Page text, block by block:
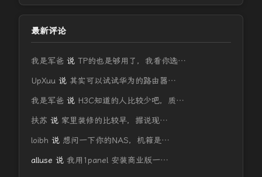
最新评论
我是军爸 说 TP的也是够用了，我看你选…
UpXuu 说 其实可以试试华为的路由器…
我是军爸 说 H3C知道的人比较少吧，质…
扶苏 说 家里装修的比较早，据说现…
loibh 说 想问一下你的NAS，机箱是…
alluse 说 我用1panel 安装商业版一…